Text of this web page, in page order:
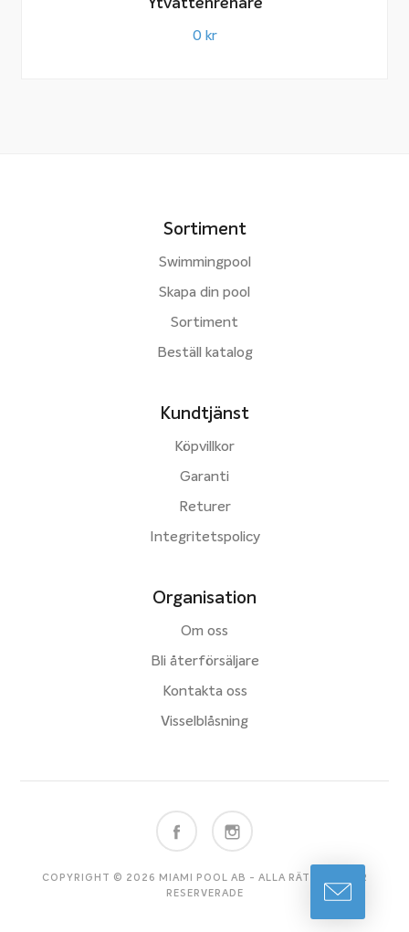
Ytvattenrenare
0 kr
Sortiment
Swimmingpool
Skapa din pool
Sortiment
Beställ katalog
Kundtjänst
Köpvillkor
Garanti
Returer
Integritetspolicy
Organisation
Om oss
Bli återförsäljare
Kontakta oss
Visselblåsning
COPYRIGHT © 2026 MIAMI POOL AB - ALLA RÄTTIGHETER
RESERVERADE